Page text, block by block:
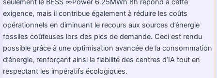
seulement le BESS ∞Power 6.25MWh 8h répond à cette
exigence, mais il contribue également à réduire les coûts
opérationnels en diminuant le recours aux sources d’énergie
fossiles coûteuses lors des pics de demande. Ceci est rendu
possible grâce à une optimisation avancée de la consommation
d’énergie, renforçant ainsi la fiabilité des centres d’IA tout en
respectant les impératifs écologiques.